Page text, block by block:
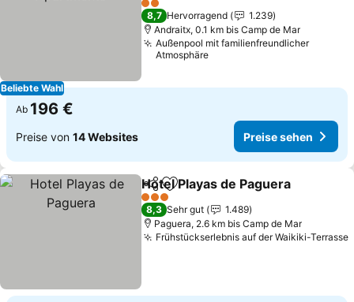
Beliebte Wahl
2 Sterne
8,7 Hervorragend
1.239
Andraitx, 0.1 km bis Camp de Mar
Außenpool mit familienfreundlicher
Atmosphäre
Ab 196 €
Preise von 14 Websites Preise sehen
TeilenZu Favoriten hinzufügen
Hotel Playas de Paguera
3 Sterne
8,3 Sehr gut
1.489
Paguera, 2.6 km bis Camp de Mar
Frühstückserlebnis auf der Waikiki-Terrasse